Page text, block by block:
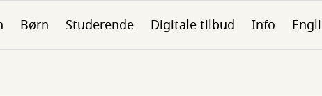
Børn Studerende Digitale tilbud Info